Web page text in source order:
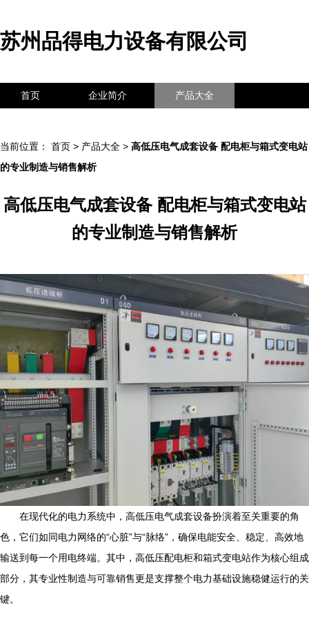
苏州品得电力设备有限公司
首页 企业简介 产品大全
当前位置： 首页 > 产品大全 > 高低压电气成套设备 配电柜与箱式变电站
的专业制造与销售解析
高低压电气成套设备 配电柜与箱式变电站
的专业制造与销售解析
在现代化的电力系统中，高低压电气成套设备扮演着至关重要的角
色，它们如同电力网络的“心脏”与“脉络”，确保电能安全、稳定、高效地
输送到每一个用电终端。其中，高低压配电柜和箱式变电站作为核心组成
部分，其专业性制造与可靠销售更是支撑整个电力基础设施稳健运行的关
键。